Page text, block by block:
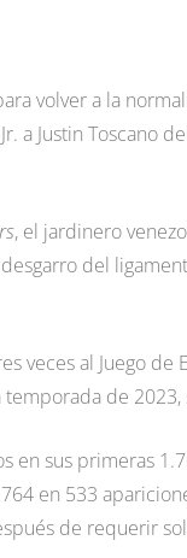
volver a la
a Justin Toscano
, el jardinero
del
veces al Juego
de 2023,
en sus primeras
en 533
de requerir